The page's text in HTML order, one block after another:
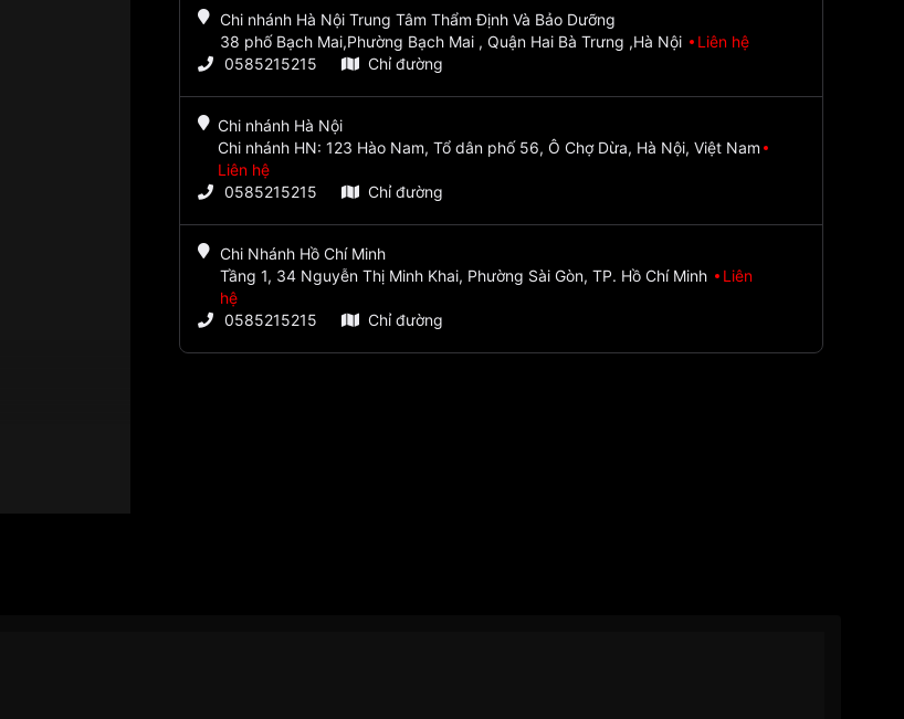
Chi nhánh Hà Nội Trung Tâm Thẩm Định Và Bảo Dưỡng
38 phố Bạch Mai,Phường Bạch Mai , Quận Hai Bà Trưng ,Hà Nội
Liên hệ
0585215215
Chỉ đường
Chi nhánh Hà Nội
Chi nhánh HN: 123 Hào Nam, Tổ dân phố 56, Ô Chợ Dừa, Hà Nội, Việt Nam
Liên hệ
0585215215
Chỉ đường
Chi Nhánh Hồ Chí Minh
Tầng 1, 34 Nguyễn Thị Minh Khai, Phường Sài Gòn, TP. Hồ Chí Minh
Liên
hệ
0585215215
Chỉ đường